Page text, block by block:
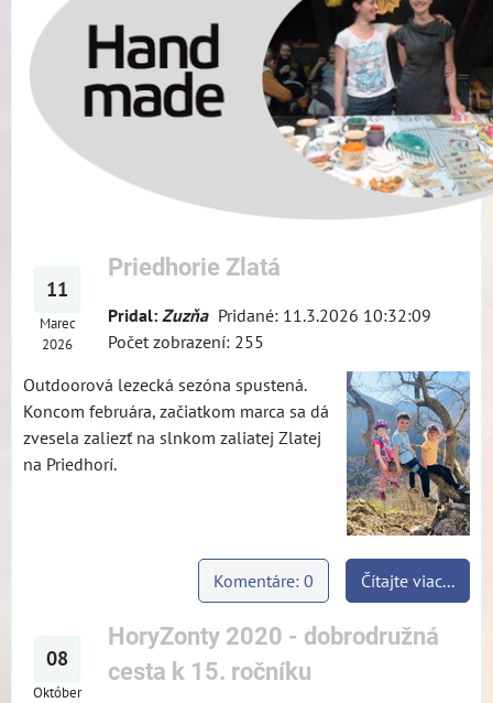
11
Marec
2026
Priedhorie Zlatá
Pridal: Zuzňa Pridané: 11.3.2026 10:32:09
Počet zobrazení: 255
Outdoorová lezecká sezóna spustená.
Koncom februára, začiatkom marca sa dá
zvesela zaliezť na slnkom zaliatej Zlatej
na Priedhorí.
Čítajte viac...
Komentáre: 0
08
Október
HoryZonty 2020 - dobrodružná
cesta k 15. ročníku